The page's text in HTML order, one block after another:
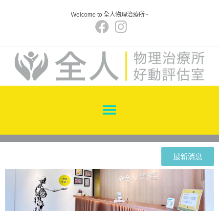
Welcome to 全人物理治療所~
最新消息